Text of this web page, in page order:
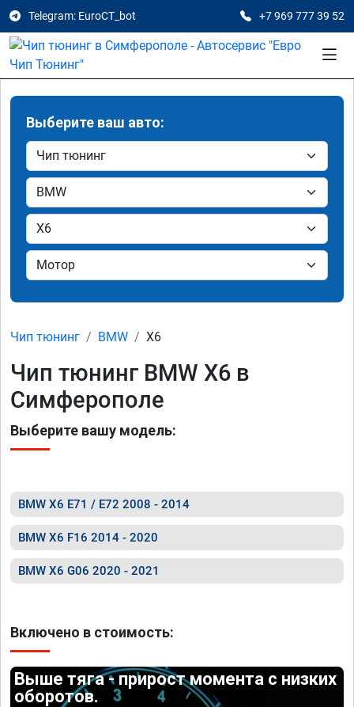
Telegram: EuroCT_bot +7 969 777 39 52
Выберите ваш авто:
Чип тюнинг BMW X6
Чип тюнинг BMW X6 в
Симферополе
Выберите вашу модель:
BMW X6 E71 / E72 2008 - 2014
BMW X6 F16 2014 - 2020
BMW X6 G06 2020 - 2021
Включено в стоимость:
Выше тяга - прирост момента с низких
оборотов.